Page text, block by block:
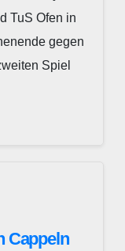
TuS Ofen in
gegen
Spiel
Cappeln